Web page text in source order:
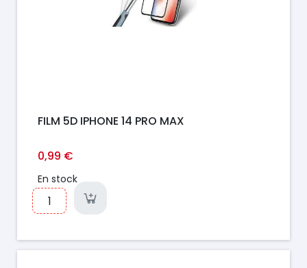
FILM 5D IPHONE 14 PRO MAX
0,99 €
En stock